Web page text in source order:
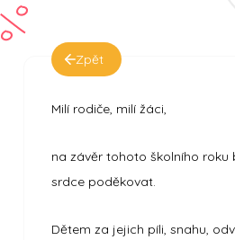
Zpět
Milí rodiče, milí žáci,
na závěr tohoto školního roku
srdce poděkovat.
Dětem za jejich píli, snahu,